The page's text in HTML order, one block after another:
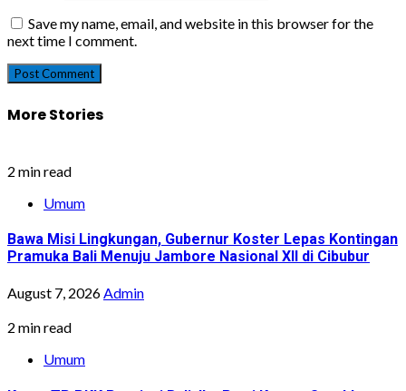
Save my name, email, and website in this browser for the
next time I comment.
More Stories
2 min read
Umum
Bawa Misi Lingkungan, Gubernur Koster Lepas Kontingan
Pramuka Bali Menuju Jambore Nasional XII di Cibubur
August 7, 2026Admin
2 min read
Umum